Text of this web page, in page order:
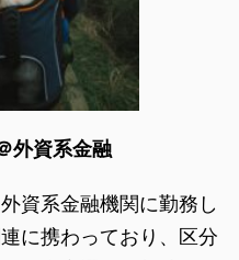
外資系金融
資系金融機関に勤務し
に携わっており、区分